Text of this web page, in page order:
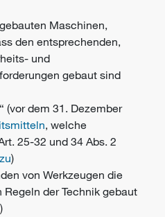
Maschinen,
den entsprechenden,
und
gebaut sind
(vor dem 31. Dezember
, welche
25-32 und 34 Abs. 2
)
von Werkzeugen die
der Technik gebaut
)